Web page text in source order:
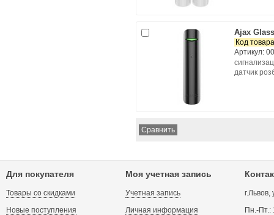
Ajax
Код
Артикул:
датчик
Для покупателя
Товары со скидками
Новые поступления
Моя учетная запись
Учетная запись
Личная информация
Пн.-Пт.: